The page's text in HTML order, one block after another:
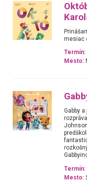
mesiac
Termín:
Mesto:
Gabby
Termín:
Mesto: